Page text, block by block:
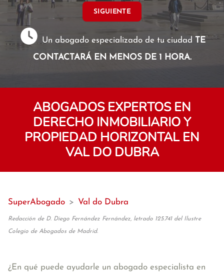
SIGUIENTE
Un abogado especializado de tu ciudad TE
CONTACTARÁ EN MENOS DE 1 HORA.
ABOGADOS EXPERTOS EN
DERECHO INMOBILIARIO Y
PROPIEDAD HORIZONTAL EN
VAL DO DUBRA
SuperAbogado > Val do Dubra
Redacción de D. Diego Fernández Fernández, letrado 125.741 del Ilustre
Colegio de Abogados de Madrid.
¿En qué puede ayudarle un abogado especialista en